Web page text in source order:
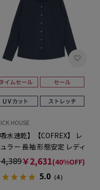
HOUSE
吸水速乾】【COFREX】 レ
ラー 長袖 形態安定 レディ
シャツ￥2,631(40%OFF)
5.0 （4）